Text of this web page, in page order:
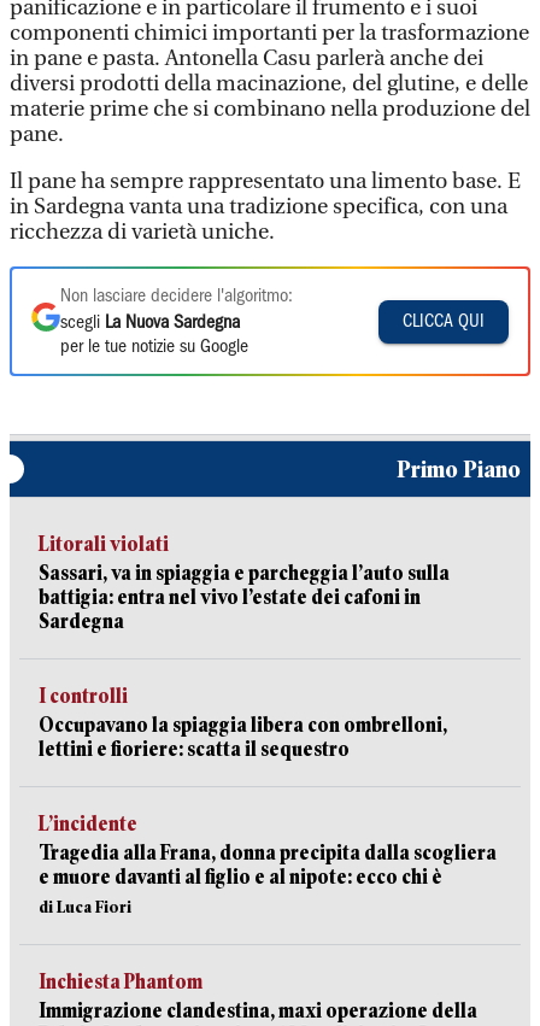
panificazione e in particolare il frumento e i suoi
componenti chimici importanti per la trasformazione
in pane e pasta. Antonella Casu parlerà anche dei
diversi prodotti della macinazione, del glutine, e delle
materie prime che si combinano nella produzione del
pane.
Il pane ha sempre rappresentato una limento base. E
in Sardegna vanta una tradizione specifica, con una
ricchezza di varietà uniche.
Non lasciare decidere l'algoritmo:
scegli La Nuova Sardegna
per le tue notizie su Google
CLICCA QUI
Primo Piano
Litorali violati
Sassari, va in spiaggia e parcheggia l’auto sulla
battigia: entra nel vivo l’estate dei cafoni in
Sardegna
I controlli
Occupavano la spiaggia libera con ombrelloni,
lettini e fioriere: scatta il sequestro
L’incidente
Tragedia alla Frana, donna precipita dalla scogliera
e muore davanti al figlio e al nipote: ecco chi è
di Luca Fiori
Inchiesta Phantom
Immigrazione clandestina, maxi operazione della